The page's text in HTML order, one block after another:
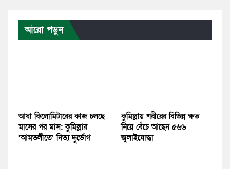
আরো পড়ুন
আধা কিলোমিটারের কাজ চলছে
মাসের পর মাস: কুমিল্লার
‘আমতলীতে’ নিত্য দুর্ভোগ
কুমিল্লায় শরীরের বিভিন্ন ক্ষত
নিয়ে বেঁচে আছেন ৫৬৬
জুলাইযোদ্ধা